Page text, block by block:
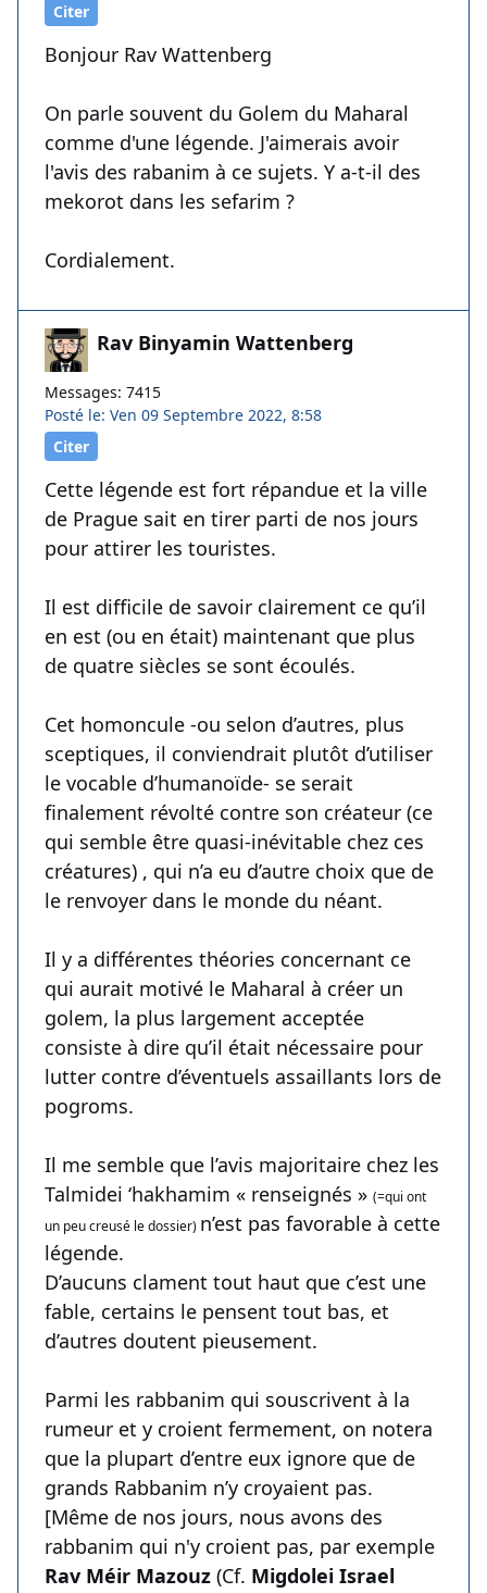
Citer
Bonjour Rav Wattenberg
On parle souvent du Golem du Maharal
comme d'une légende. J'aimerais avoir
l'avis des rabanim à ce sujets. Y a-t-il des
mekorot dans les sefarim ?
Cordialement.
Rav Binyamin Wattenberg
Messages: 7415
Posté le: Ven 09 Septembre 2022, 8:58
Citer
Cette légende est fort répandue et la ville
de Prague sait en tirer parti de nos jours
pour attirer les touristes.
Il est difficile de savoir clairement ce qu’il
en est (ou en était) maintenant que plus
de quatre siècles se sont écoulés.
Cet homoncule -ou selon d’autres, plus
sceptiques, il conviendrait plutôt d’utiliser
le vocable d’humanoïde- se serait
finalement révolté contre son créateur (ce
qui semble être quasi-inévitable chez ces
créatures) , qui n’a eu d’autre choix que de
le renvoyer dans le monde du néant.
Il y a différentes théories concernant ce
qui aurait motivé le Maharal à créer un
golem, la plus largement acceptée
consiste à dire qu’il était nécessaire pour
lutter contre d’éventuels assaillants lors de
pogroms.
Il me semble que l’avis majoritaire chez les
Talmidei ‘hakhamim « renseignés » (=qui ont
un peu creusé le dossier) n’est pas favorable à cette
légende.
D’aucuns clament tout haut que c’est une
fable, certains le pensent tout bas, et
d’autres doutent pieusement.
Parmi les rabbanim qui souscrivent à la
rumeur et y croient fermement, on notera
que la plupart d’entre eux ignore que de
grands Rabbanim n’y croyaient pas.
[Même de nos jours, nous avons des
rabbanim qui n'y croient pas, par exemple
Rav Méir Mazouz (Cf. Migdolei Israel